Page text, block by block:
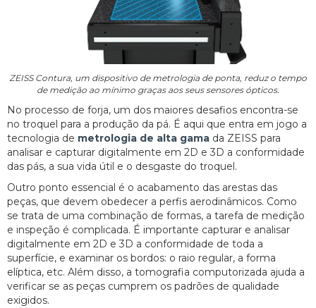
ZEISS Contura, um dispositivo de metrologia de ponta, reduz o tempo
de medição ao mínimo graças aos seus sensores ópticos.
No processo de forja, um dos maiores desafios encontra-se
no troquel para a produção da pá. É aqui que entra em jogo a
tecnologia de metrologia de alta gama da ZEISS para
analisar e capturar digitalmente em 2D e 3D a conformidade
das pás, a sua vida útil e o desgaste do troquel.
Outro ponto essencial é o acabamento das arestas das
peças, que devem obedecer a perfis aerodinâmicos. Como
se trata de uma combinação de formas, a tarefa de medição
e inspeção é complicada. É importante capturar e analisar
digitalmente em 2D e 3D a conformidade de toda a
superfície, e examinar os bordos: o raio regular, a forma
elíptica, etc. Além disso, a tomografia computorizada ajuda a
verificar se as peças cumprem os padrões de qualidade
exigidos.